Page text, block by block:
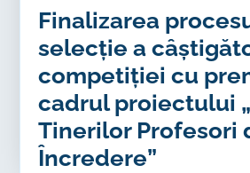
Finalizarea
selecție a
competiției cu
cadrul proiectului
Tinerilor Profesori
Încredere”